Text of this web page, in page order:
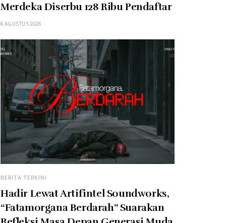
Merdeka Diserbu 128 Ribu Pendaftar
6 AGUSTUS 2026
BERITA TERKINI
Hadir Lewat Artifintel Soundworks,
“Fatamorgana Berdarah” Suarakan